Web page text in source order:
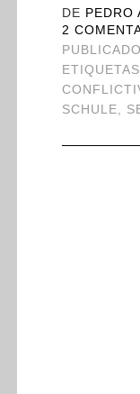
DE PEDRO
2
SCHULE,